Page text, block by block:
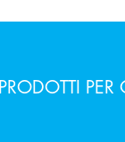
PRODOTTI